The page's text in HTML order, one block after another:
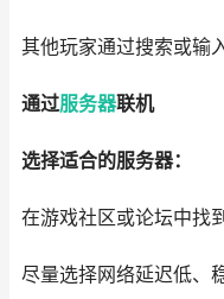
其他玩家通过搜索或输
通过服务器联机
选择适合的服务器：
在游戏社区或论坛中找
尽量选择网络延迟低、